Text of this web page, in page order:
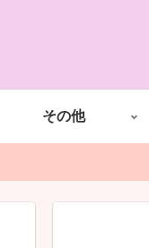
その他